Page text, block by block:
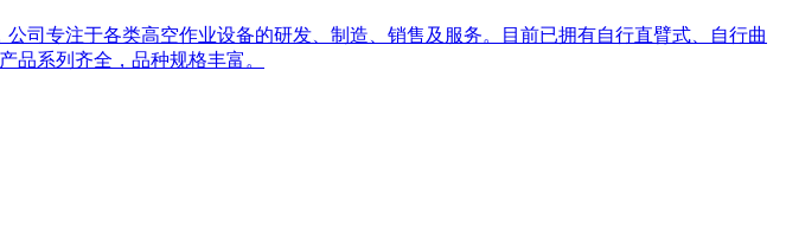
司专注于各类高空作业设备的研发、制造、销售及服务。目前已拥有自行直臂式、自行曲
品系列齐全，品种规格丰富。